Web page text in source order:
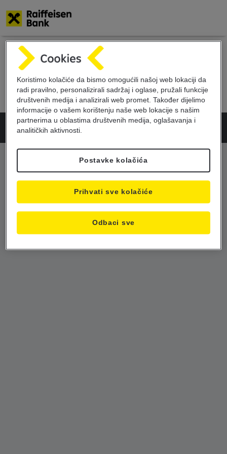
Skoči
sadržaj
Stanovništvo
© 2026 Raiffeisenbank Austria d.d.
Koristimo kolačiće da bismo omogućili našoj web lokaciji da
radi pravilno, personalizirali sadržaj i oglase, pružali funkcije
društvenih medija i analizirali web promet. Također dijelimo
informacije o vašem korištenju naše web lokacije s našim
partnerima u oblastima društvenih medija, oglašavanja i
analitičkih aktivnosti.
Postavke kolačića
Odbaci sve
Prihvati sve kolačiće